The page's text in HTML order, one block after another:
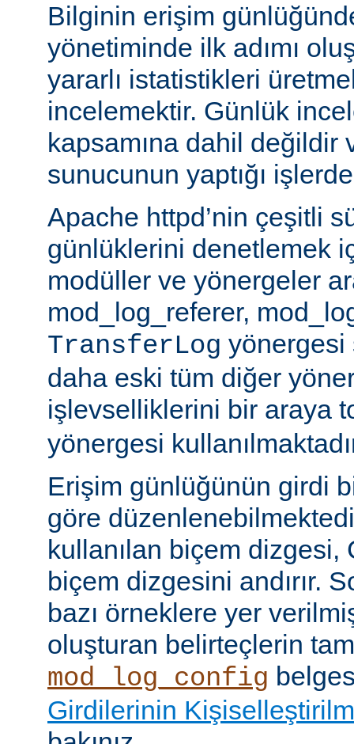
Bilginin erişim
yönetiminde ilk adımı
yararlı istatistikleri
incelemektir. Günlük
kapsamına dahil değildir
sunucunun yaptığı
Apache httpd’nin çeşitli
günlüklerini denetlemek
modüller ve yönergeler
mod_log_referer,
TransferLog yönergesi
daha eski tüm diğer
işlevselliklerini bir araya
yönergesi
Erişim günlüğünün girdi
göre
kullanılan biçem dizgesi,
biçem dizgesini andırır.
bazı örneklere yer
oluşturan belirteçlerin
mod_log_config
Girdilerinin